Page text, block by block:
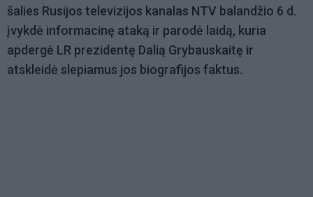
šalies Rusijos televizijos kanalas NTV balandžio 6 d.
įvykdė informacinę ataką ir parodė laidą, kuria
apdergė LR prezidentę Dalią Grybauskaitę ir
atskleidė slepiamus jos biografijos faktus.